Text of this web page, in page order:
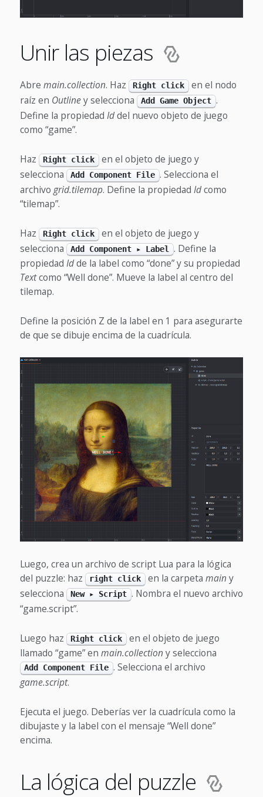
Unir las piezas
Abre main.collection. Haz Right click
en el nodo
raíz en Outliney selecciona Add Game Object .
Define la propiedad Iddel nuevo objeto de juego
como “game”.
Haz Right click
en el objeto de juego y
selecciona
Add Component File . Selecciona el
archivo grid.tilemap. Define la propiedad Idcomo
“tilemap”.
Haz Right click
en el objeto de juego y
selecciona
Add Component ▸ Label
. Define la
propiedad Idde la label como “done” y su propiedad
Textcomo “Well done”. Mueve la label al centro del
tilemap.
Define la posición Z de la label en 1 para asegurarte
de que se dibuje encima de la cuadrícula.
Luego, crea un archivo de script Lua para la lógica
del puzzle: haz
right click en la carpetamain y
selecciona
New ▸ Script . Nombra el nuevo archivo
“game.script”.
Luego haz Right click
en el objeto de juego
llamado “game” en main.collection y selecciona
Add Component File . Selecciona el archivo
game.script.
Ejecuta el juego. Deberías ver la cuadrícula como la
dibujaste y la label con el mensaje “Well done”
encima.
La lógica del puzzle